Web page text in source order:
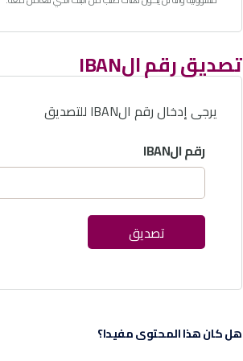
تصديق رقم الIBAN
يرجى إدخال رقم الIBAN للتصديق
رقم الIBAN
تصديق
هل كان هذا المحتوى مفيدا؟